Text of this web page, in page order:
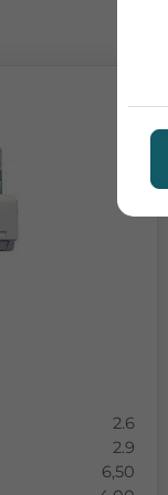
2.6
2.9
6,50